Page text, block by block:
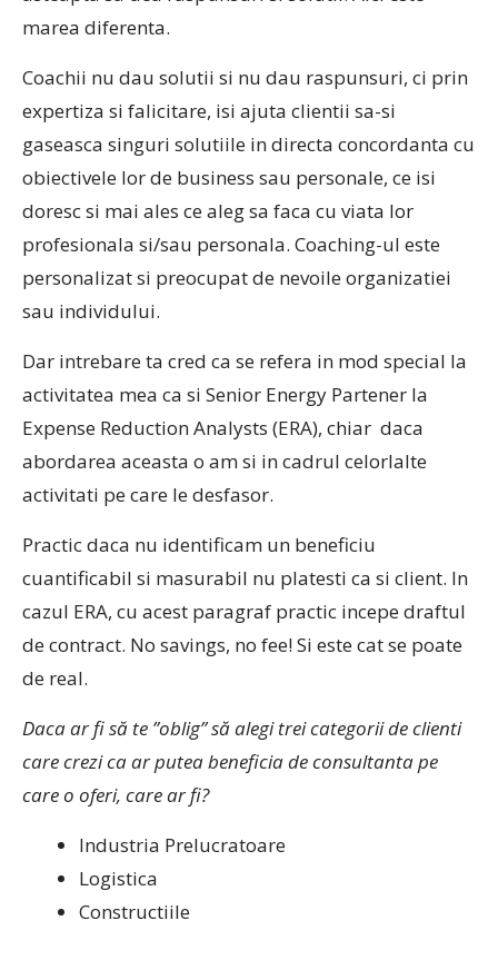
marea diferenta.
Coachii nu dau solutii si nu dau raspunsuri, ci prin
expertiza si falicitare, isi ajuta clientii sa-si
gaseasca singuri solutiile in directa concordanta cu
obiectivele lor de business sau personale, ce isi
doresc si mai ales ce aleg sa faca cu viata lor
profesionala si/sau personala. Coaching-ul este
personalizat si preocupat de nevoile organizatiei
sau individului.
Dar intrebare ta cred ca se refera in mod special la
activitatea mea ca si Senior Energy Partener la
Expense Reduction Analysts (ERA), chiar daca
abordarea aceasta o am si in cadrul celorlalte
activitati pe care le desfasor.
Practic daca nu identificam un beneficiu
cuantificabil si masurabil nu platesti ca si client. In
cazul ERA, cu acest paragraf practic incepe draftul
de contract. No savings, no fee! Si este cat se poate
de real.
Daca ar fi să te ”oblig” să alegi trei categorii de clienti
care crezi ca ar putea beneficia de consultanta pe
care o oferi, care ar fi?
Industria Prelucratoare
Logistica
Constructiile